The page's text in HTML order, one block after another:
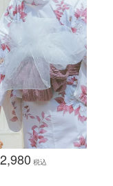
2,980 税込